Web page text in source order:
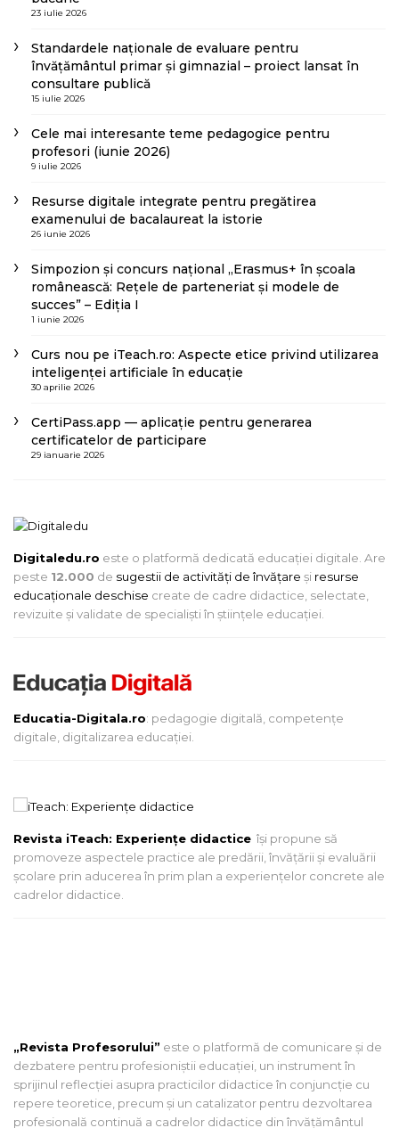
23 iulie 2026
Standardele naționale de evaluare pentru
învățământul primar și gimnazial – proiect lansat în
consultare publică
15 iulie 2026
Cele mai interesante teme pedagogice pentru
profesori (iunie 2026)
9 iulie 2026
Resurse digitale integrate pentru pregătirea
examenului de bacalaureat la istorie
26 iunie 2026
Simpozion și concurs național „Erasmus+ în școala
românească: Rețele de parteneriat și modele de
succes” – Ediția I
1 iunie 2026
Curs nou pe iTeach.ro: Aspecte etice privind utilizarea
inteligenței artificiale în educație
30 aprilie 2026
CertiPass.app — aplicație pentru generarea
certificatelor de participare
29 ianuarie 2026
Digitaledu.ro este o platformă dedicată educației digitale. Are
peste 12.000 de sugestii de activități de învățare și resurse
educaționale deschise create de cadre didactice, selectate,
revizuite și validate de specialiști în științele educației.
Educatia-Digitala.ro: pedagogie digitală, competențe
digitale, digitalizarea educației.
Revista iTeach: Experienţe didactice îşi propune să
promoveze aspectele practice ale predării, învăţării şi evaluării
şcolare prin aducerea în prim plan a experienţelor concrete ale
cadrelor didactice.
„Revista Profesorului” este o platformă de comunicare și de
dezbatere pentru profesioniștii educației, un instrument în
sprijinul reflecției asupra practicilor didactice în conjuncție cu
repere teoretice, precum și un catalizator pentru dezvoltarea
profesională continuă a cadrelor didactice din învățământul